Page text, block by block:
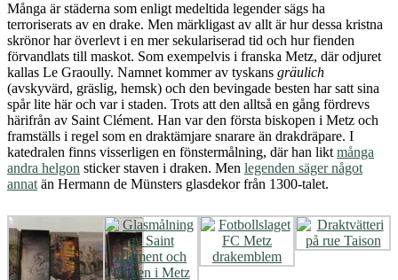
Många är städerna som enligt medeltida legender sägs ha
terroriserats av en drake. Men märkligast av allt är hur dessa kristna
skrönor har överlevt i en mer sekulariserad tid och hur fienden
förvandlats till maskot. Som exempelvis i franska Metz, där odjuret
kallas Le Graoully. Namnet kommer av tyskans gräulich
(avskyvärd, gräslig, hemsk) och den bevingade besten har satt sina
spår lite här och var i staden. Trots att den alltså en gång fördrevs
härifrån av Saint Clément. Han var den första biskopen i Metz och
framställs i regel som en draktämjare snarare än drakdräpare. I
katedralen finns visserligen en fönstermålning, där han likt många
andra helgon sticker staven i draken. Men legenden säger något
annat än Hermann de Münsters glasdekor från 1300-talet.